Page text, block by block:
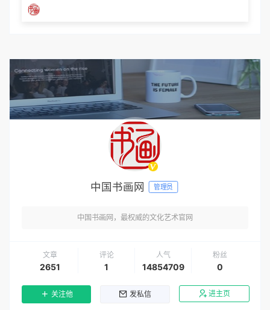
中国书画网 管理员
中国书画网，最权威的文化艺术官网
文章
2651
评论
1
人气
14854709
粉丝
0
关注他 发私信 进主页